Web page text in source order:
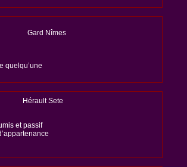
Gard Nîmes
quelqu’une
Hérault Sete
et passif